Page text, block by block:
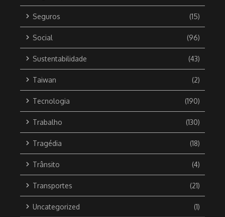
Seguros (15)
Social (96)
Sustentabilidade (43)
Taiwan (2)
Tecnologia (190)
Trabalho (130)
Tragédia (18)
Trânsito (4)
Transportes (21)
Uncategorized (1)